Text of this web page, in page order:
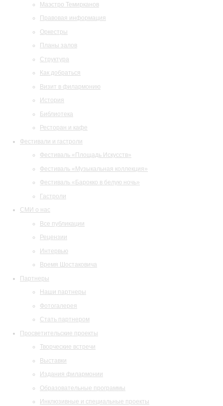
Маэстро Темирканов
Правовая информация
Оркестры
Планы залов
Структура
Как добраться
Визит в филармонию
История
Библиотека
Ресторан и кафе
Фестивали и гастроли
Фестиваль «Площадь Искусств»
Фестиваль «Музыкальная коллекция»
Фестиваль «Барокко в белую ночь»
Гастроли
СМИ о нас
Все публикации
Рецензии
Интервью
Время Шостаковича
Партнеры
Наши партнеры
Фотогалерея
Стать партнером
Просветительские проекты
Творческие встречи
Выставки
Издания филармонии
Образовательные программы
Инклюзивные и специальные проекты